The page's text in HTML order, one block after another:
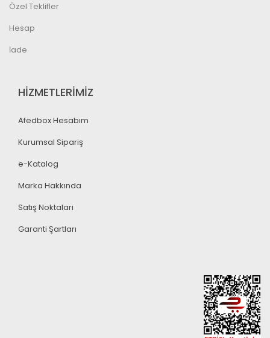
Özel Teklifler
Hesap
İade
HİZMETLERİMİZ
Afedbox Hesabım
Kurumsal Sipariş
e-Katalog
Marka Hakkında
Satış Noktaları
Garanti Şartları